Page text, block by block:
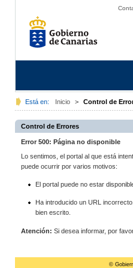
Está en: Inicio > Control de
Control de Errores
Error 500: Página no disponible
Lo sentimos, el portal al que está
puede ocurrir por varios motivos:
El portal puede no estar
Ha introducido un URL
bien escrito.
Atención: Si desea informar, por
©